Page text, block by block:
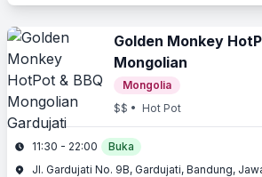
Golden Monkey
Mongolian
Mongolia
$$ • Hot Pot
11:30 - 22:00
Buka
Jl. Gardujati No. 9B, Gardujati, Bandung,